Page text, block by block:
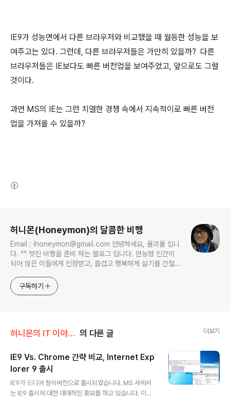
IE9가 성능면에서 다른 브라우저와 비교했을 때 월등한 성능을 보
여주고는 있다. 그런데, 다른 브라우저들은 가만히 있을까? 다른
브라우저들은 IE보다도 빠른 버전업을 보여주었고, 앞으로도 그럴
것이다.
과연 MS의 IE는 그런 치열한 경쟁 속에서 지속적이로 빠른 버전
업을 가져올 수 있을까?
허니몬(Honeymon)의 달콤한 비행
Email : ihoneymon@gmail.com 안녕하세요, 꿀괴물 입니
다. ^^ 멋진 비행을 준비 하는 블로그 입니다. 만능형 인간이
되어 많은 이들에게 인정받고, 즐겁고 행복하게 살기를 간절히
지켜봐주세요!! ^^
구독하기
허니몬의 IT 이야기/IT 트랜드 의 다른 글 더보기
IE9 Vs. Chrome 간략 비교, Internet Exp
lorer 9 출시
IE9가 드디어 정식버전으로 출시되었습니다. MS 사에서
는 IE9 출시에 대한 대대적인 홍보를 하고 있습니다. 이벤